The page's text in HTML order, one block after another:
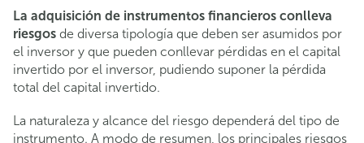
La adquisición de instrumentos financieros conlleva
riesgos de diversa tipología que deben ser asumidos por
el inversor y que pueden conllevar pérdidas en el capital
invertido por el inversor, pudiendo suponer la pérdida
total del capital invertido.
La naturaleza y alcance del riesgo dependerá del tipo de
instrumento. A modo de resumen, los principales riesgos